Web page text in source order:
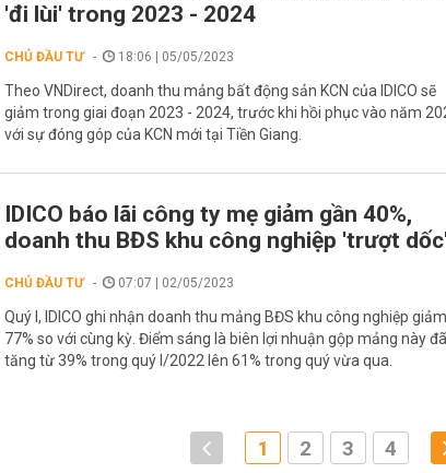
'đi lùi' trong 2023 - 2024
CHỦ ĐẦU TƯ 18:06 | 05/05/2023
Theo VNDirect, doanh thu mảng bất động sản KCN của IDICO sẽ
giảm trong giai đoạn 2023 - 2024, trước khi hồi phục vào năm
với sự đóng góp của KCN mới tại Tiền Giang.
IDICO báo lãi công ty mẹ giảm gần 40%,
doanh thu BĐS khu công nghiệp 'trượt
CHỦ ĐẦU TƯ 07:07 | 02/05/2023
Quý I, IDICO ghi nhận doanh thu mảng BĐS khu công nghiệp giảm
77% so với cùng kỳ. Điểm sáng là biên lợi nhuận gộp mảng này đã
tăng từ 39% trong quý I/2022 lên 61% trong quý vừa qua.
1 2 3 4